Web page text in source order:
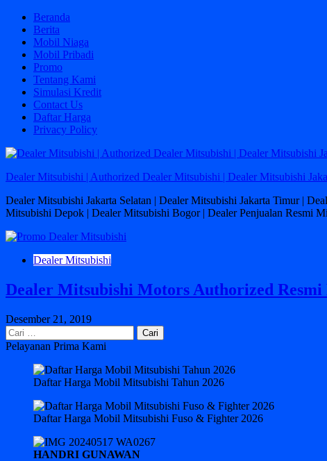
Skip
content
Beranda
Berita
Mobil Niaga
Mobil Pribadi
Promo
Tentang Kami
Simulasi Kredit
Contact Us
Daftar Harga
Privacy Policy
Dealer Mitsubishi | Authorized Dealer Mitsubishi | Dealer Mitsubishi
Dealer Mitsubishi Jakarta Selatan | Dealer Mitsubishi Jakarta Timur |
Mitsubishi Depok | Dealer Mitsubishi Bogor | Dealer Penjualan Resmi
Dealer Mitsubishi
Dealer Mitsubishi Motors Authorized
Desember 21, 2019
Cari
untuk:
Pelayanan Prima Kami
Daftar Harga Mobil Mitsubishi Tahun 2026
Daftar Harga Mobil Mitsubishi Fuso & Fighter 2026
HANDRI GUNAWAN